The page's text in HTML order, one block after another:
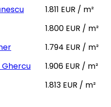
1.811 EUR / m²
1.800 EUR / m²
1.794 EUR / m²
1.906 EUR / m²
1.813 EUR / m²